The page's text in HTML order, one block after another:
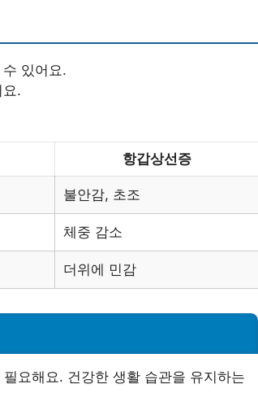
있어요.
.
항갑상선증
불안감, 초조
체중 감소
더위에 민감
요해요. 건강한 생활 습관을 유지하는